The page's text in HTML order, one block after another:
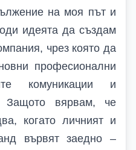
на моя път и
идеята да създам
чрез която да
професионални
комуникации и
Защото вярвам, че
когато личният и
вървят заедно –